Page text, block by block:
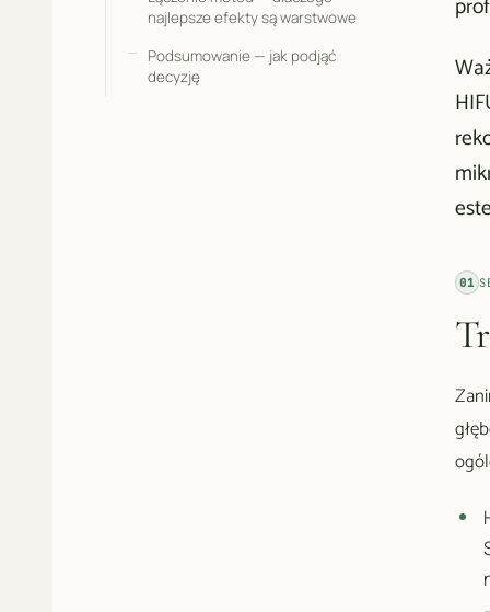
najlepsze efekty są warstwowe
Podsumowanie — jak podjąć
decyzję
01